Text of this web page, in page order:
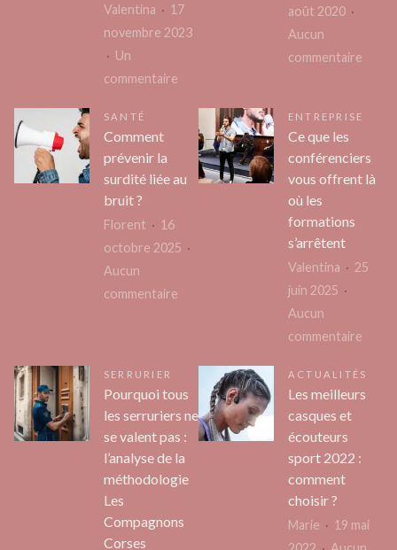
Valentina
17
novembre 2023
Un
commentaire
astuces
pour
réussir
août 2020
Aucun
commentaire
SANTÉ
Comment
prévenir la
surdité liée au
bruit ?
Florent
16
octobre 2025
Aucun
commentaire
surdité
bruit
?
ENTREPRISE
Ce que les
conférenciers
vous offrent là
où les
formations
s’arrêtent
Valentina
25
juin 2025
Aucun
commentaire
que
les
où
les
SERRURIER
Pourquoi tous
les serruriers ne
se valent pas :
l’analyse de la
méthodologie
Les
Compagnons
Corses
ACTUALITÉS
Les meilleurs
casques et
écouteurs
sport 2022 :
comment
choisir ?
Marie
19 mai